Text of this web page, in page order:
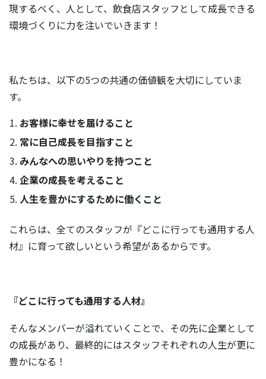
現するべく、人として、飲食店スタッフとして成長できる
環境づくりに力を注いでいきます！
私たちは、以下の5つの共通の価値観を大切にしていま
す。
お客様に幸せを届けること
常に自己成長を目指すこと
みんなへの思いやりを持つこと
企業の成長を考えること
人生を豊かにするために働くこと
これらは、全てのスタッフが『どこに行っても通用する人
材』に育って欲しいという希望があるからです。
『どこに行っても通用する人材』
そんなメンバーが溢れていくことで、その先に企業として
の成長があり、最終的にはスタッフそれぞれの人生が更に
豊かになる！